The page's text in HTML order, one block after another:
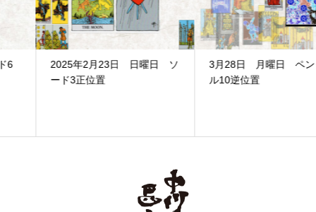
2025年2月23日 日曜日 ソ
ード3正位置
3月28日 月曜日 ペンタク
ル10逆位置